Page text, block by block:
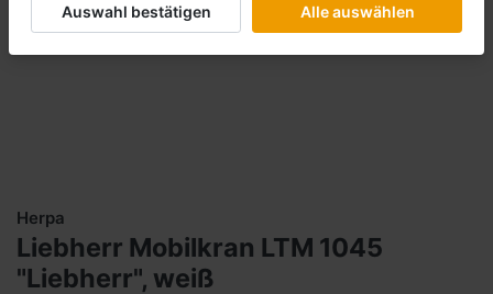
Herpa
Liebherr Mobilkran LTM 1045
"Liebherr", weiß
Auswahl bestätigen Alle auswählen